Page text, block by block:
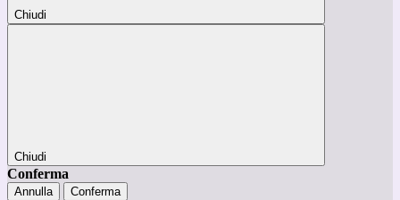
Chiudi
Chiudi
Conferma
Annulla Conferma